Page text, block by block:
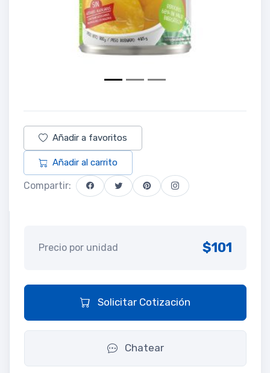
Añadir a favoritos
Añadir al carrito
Compartir:
Precio por unidad $101
Solicitar Cotización
Chatear